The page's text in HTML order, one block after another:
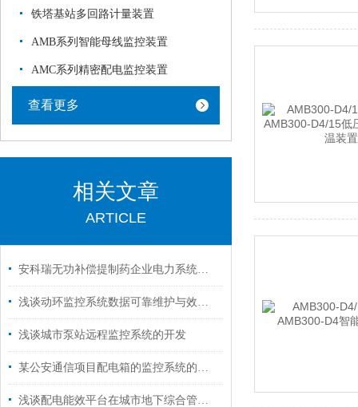
铁塔基站多回路计量装置
AMB系列智能母线监控装置
AMC系列精密配电监控装置
查看更多
相关文章
ARTICLE
安科瑞无功补偿提制药企业电力系统功率因数的解决方案
浅谈动环监控系统数据可靠维护与效能实现
浅谈城市泵站远程监控系统的开发
某公安通信项目配电箱的监控系统的应用
浅谈配电能效平台在城市地下综合管廊的应用